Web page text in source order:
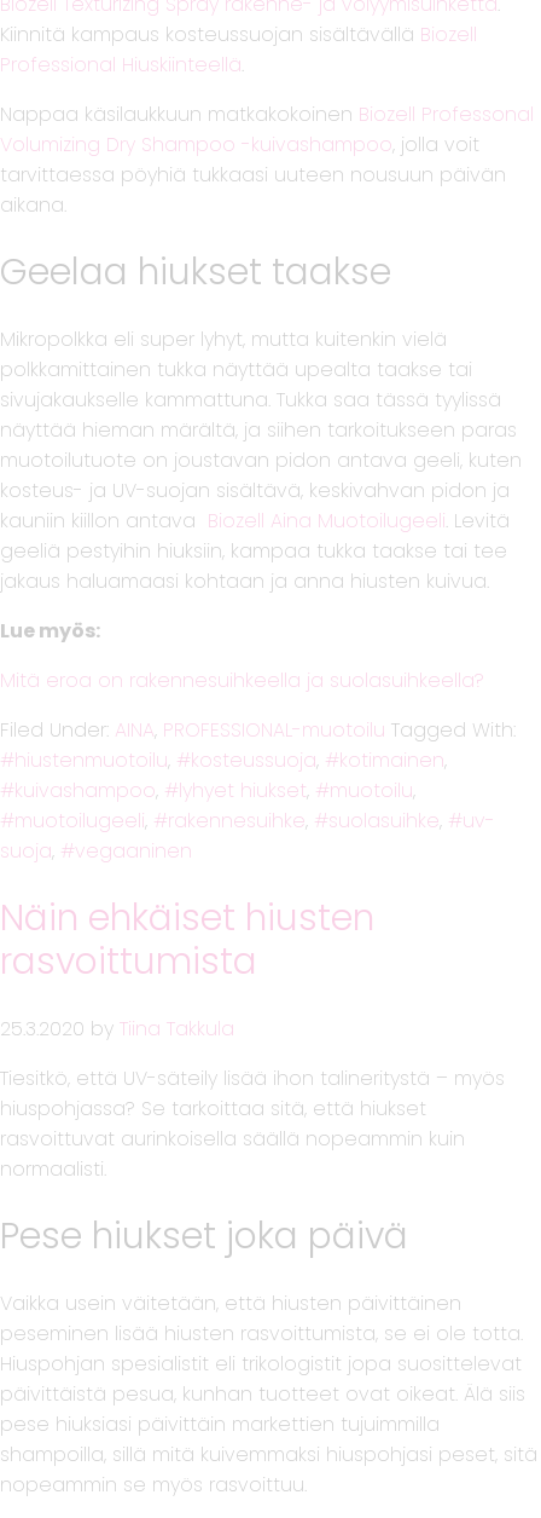
Kiinnitä kampaus kosteussuojan sisältävällä Biozell
Professional Hiuskiinteellä.
Nappaa käsilaukkuun matkakokoinen Biozell Professonal
Volumizing Dry Shampoo -kuivashampoo, jolla voit
tarvittaessa pöyhiä tukkaasi uuteen nousuun päivän
aikana.
Geelaa hiukset taakse
Mikropolkka eli super lyhyt, mutta kuitenkin vielä
polkkamittainen tukka näyttää upealta taakse tai
sivujakaukselle kammattuna. Tukka saa tässä tyylissä
näyttää hieman märältä, ja siihen tarkoitukseen paras
muotoilutuote on joustavan pidon antava geeli, kuten
kosteus- ja UV-suojan sisältävä, keskivahvan pidon ja
kauniin kiillon antava Biozell Aina Muotoilugeeli. Levitä
geeliä pestyihin hiuksiin, kampaa tukka taakse tai tee
jakaus haluamaasi kohtaan ja anna hiusten kuivua.
Lue myös:
Mitä eroa on rakennesuihkeella ja suolasuihkeella?
Filed Under: AINA, PROFESSIONAL-muotoilu Tagged With:
hiustenmuotoilu, kosteussuoja, kotimainen,
kuivashampoo, lyhyet hiukset, muotoilu,
muotoilugeeli, rakennesuihke, suolasuihke,
uv-
suoja, vegaaninen
Näin ehkäiset hiusten
rasvoittumista
25.3.2020 by Tiina Takkula
Tiesitkö, että UV-säteily lisää ihon talineritystä – myös
hiuspohjassa? Se tarkoittaa sitä, että hiukset
rasvoittuvat aurinkoisella säällä nopeammin kuin
normaalisti.
Pese hiukset joka päivä
Vaikka usein väitetään, että hiusten päivittäinen
peseminen lisää hiusten rasvoittumista, se ei ole totta.
Hiuspohjan spesialistit eli trikologistit jopa suosittelevat
päivittäistä pesua, kunhan tuotteet ovat oikeat. Älä siis
pese hiuksiasi päivittäin markettien tujuimmilla
shampoilla, sillä mitä kuivemmaksi hiuspohjasi peset, sitä
nopeammin se myös rasvoittuu.